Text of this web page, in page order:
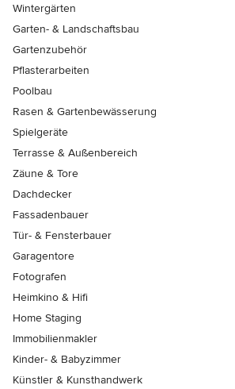
Wintergärten
Garten- & Landschaftsbau
Gartenzubehör
Pflasterarbeiten
Poolbau
Rasen & Gartenbewässerung
Spielgeräte
Terrasse & Außenbereich
Zäune & Tore
Dachdecker
Fassadenbauer
Tür- & Fensterbauer
Garagentore
Fotografen
Heimkino & Hifi
Home Staging
Immobilienmakler
Kinder- & Babyzimmer
Künstler & Kunsthandwerk